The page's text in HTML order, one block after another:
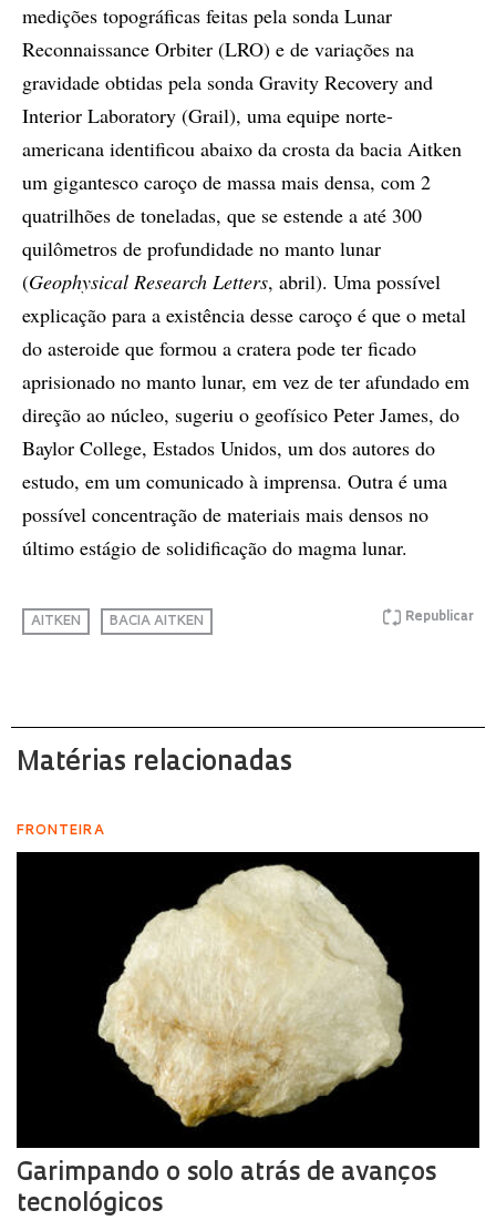
medições topográficas feitas pela sonda Lunar
Reconnaissance Orbiter (LRO) e de variações na
gravidade obtidas pela sonda Gravity Recovery and
Interior Laboratory (Grail), uma equipe norte-
americana identificou abaixo da crosta da bacia Aitken
um gigantesco caroço de massa mais densa, com 2
quatrilhões de toneladas, que se estende a até 300
quilômetros de profundidade no manto lunar
(Geophysical Research Letters, abril). Uma possível
explicação para a existência desse caroço é que o metal
do asteroide que formou a cratera pode ter ficado
aprisionado no manto lunar, em vez de ter afundado em
direção ao núcleo, sugeriu o geofísico Peter James, do
Baylor College, Estados Unidos, um dos autores do
estudo, em um comunicado à imprensa. Outra é uma
possível concentração de materiais mais densos no
último estágio de solidificação do magma lunar.
Republicar
AITKEN BACIA AITKEN